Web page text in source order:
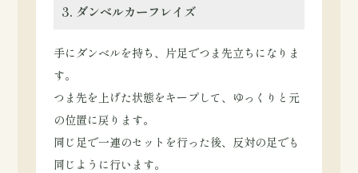
3. ダンベルカーフレイズ
手にダンベルを持ち、片足でつま先立ちになりま
す。
つま先を上げた状態をキープして、ゆっくりと元
の位置に戻ります。
同じ足で一連のセットを行った後、反対の足でも
同じように行います。